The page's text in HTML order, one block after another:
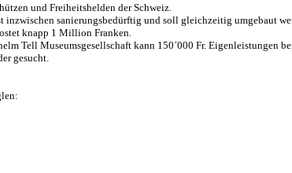
und Freiheitshelden der Schweiz.
sanierungsbedürftig und soll gleichzeitig umgebaut
knapp 1 Million Franken.
Tell Museumsgesellschaft kann 150´000 Fr. Eigenleistungen
gesucht.